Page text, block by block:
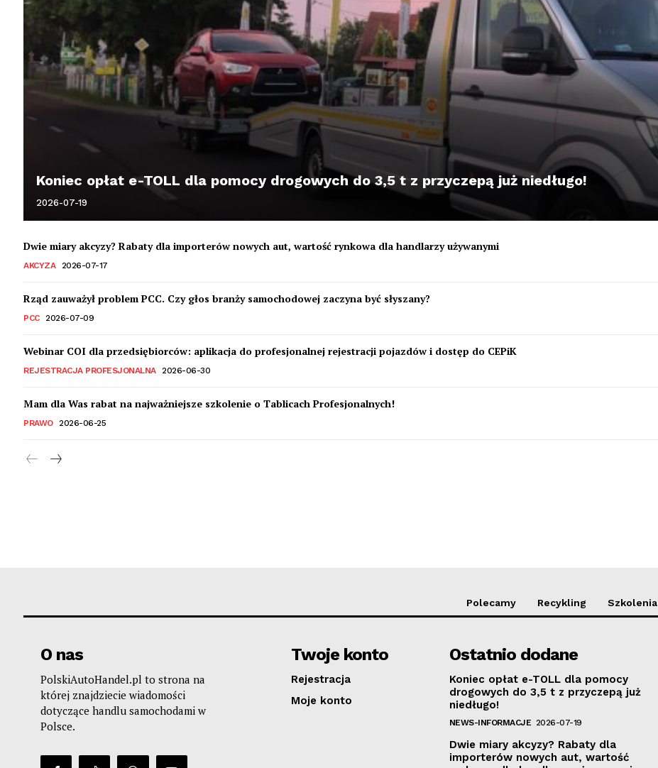
Koniec opłat e-TOLL dla pomocy drogowych do 3,5 t z przyczepą już niedługo!
2026-07-19
Dwie miary akcyzy? Rabaty dla importerów nowych aut, wartość rynkowa dla handlarzy używanymi
AKCYZA 2026-07-17
Rząd zauważył problem PCC. Czy głos branży samochodowej zaczyna być słyszany?
PCC 2026-07-09
Webinar COI dla przedsiębiorców: aplikacja do profesjonalnej rejestracji pojazdów i dostęp do CEPiK
REJESTRACJA PROFESJONALNA 2026-06-30
Mam dla Was rabat na najważniejsze szkolenie o Tablicach Profesjonalnych!
PRAWO 2026-06-25
Polecamy Recykling Szkolenia
O nas
PolskiAutoHandel.pl to strona na
której znajdziecie wiadomości
dotyczące handlu samochodami w
Polsce.
Twoje konto
Rejestracja
Moje konto
Ostatnio dodane
Koniec opłat e-TOLL dla pomocy
drogowych do 3,5 t z przyczepą już
niedługo!
NEWS-INFORMACJE 2026-07-19
Dwie miary akcyzy? Rabaty dla
importerów nowych aut, wartość